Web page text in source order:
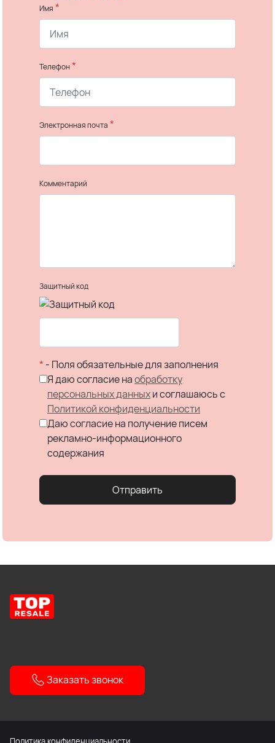
Имя *
Телефон*
Электронная почта *
Комментарий
Защитный код
* - Поля обязательные для заполнения
Я даю согласие наобработку
персональных данныхи соглашаюсь c
Политикой конфиденциальности
Даю согласие на получение писем
рекламно-информационного
содержания
Отправить
Заказать звонок